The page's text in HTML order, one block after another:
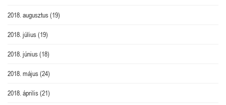
2018. augusztus(19)
2018. július(19)
2018. június(18)
2018. május(24)
2018. április(21)